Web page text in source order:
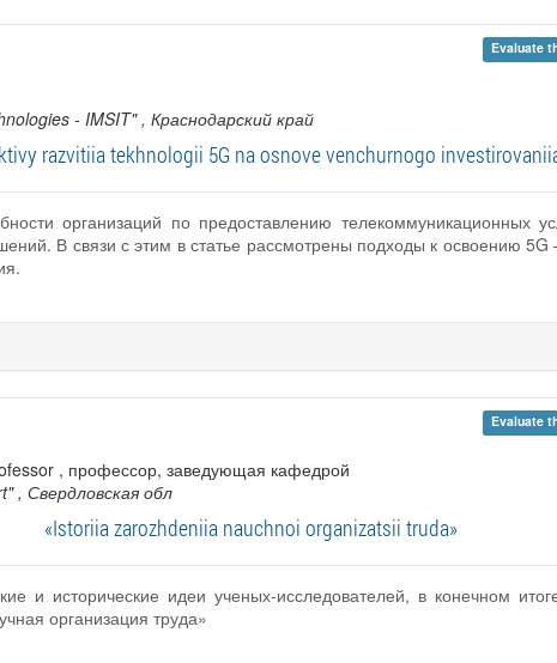
Evaluate
- IMSIT" , Краснодарский край
razvitiia tekhnologii 5G na osnove venchurnogo
организаций по предоставлению телекоммуникационных
В связи с этим в статье рассмотрены подходы к освоению 5G
Evaluate
, профессор, заведующая кафедрой
, Свердловская обл
«Istoriia zarozhdeniia nauchnoi organizatsii truda»
и исторические идеи ученых-исследователей, в конечном
организация труда»